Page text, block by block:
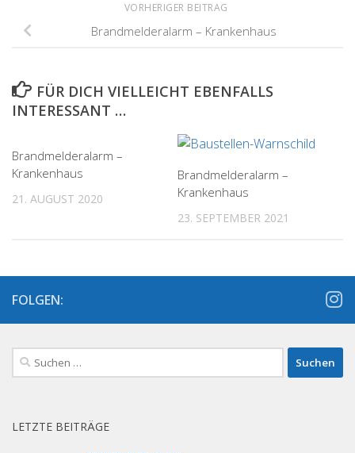
VORHERIGER BEITRAG
Brandmelderalarm – Krankenhaus
FÜR DICH VIELLEICHT EBENFALLS
INTERESSANT …
Brandmelderalarm –
Krankenhaus
21. AUGUST 2020
Brandmelderalarm –
Krankenhaus
23. SEPTEMBER 2021
FOLGEN:
Suchen
nach:
LETZTE BEITRÄGE